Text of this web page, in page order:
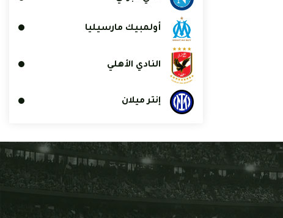
أولمبيك مارسيليا
النادي الأهلي
إنتر ميلان